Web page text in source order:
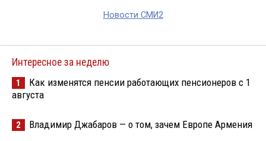
Новости СМИ2
Интересное за неделю
1
Как изменятся пенсии работающих пенсионеров с 1
августа
2 Владимир Джабаров — о том, зачем Европе Армения